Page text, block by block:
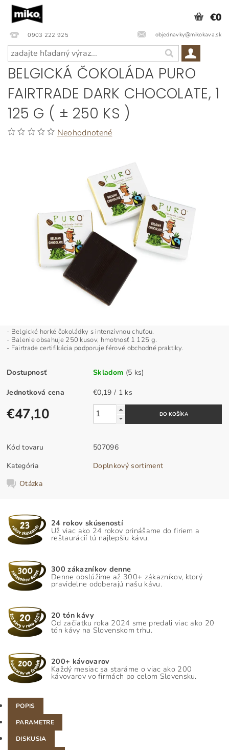
0903 222 925 objednavky@mikokava.sk
€0
BELGICKÁ ČOKOLÁDA PURO
FAIRTRADE DARK CHOCOLATE, 1
125 G ( ± 250 KS )
Neohodnotené
- Belgické horké čokoládky s intenzívnou chuťou.
- Balenie obsahuje 250 kusov, hmotnosť 1 125 g.
- Fairtrade certifikácia podporuje férové obchodné praktiky.
Dostupnosť Skladom (5 ks)
Jednotková cena €0,19 / 1 ks
€47,10
Kód tovaru
507096
Kategória
Doplnkový sortiment
Otázka
24 rokov skúseností
Už viac ako 24 rokov prinášame do firiem a
reštaurácií tú najlepšiu kávu.
300 zákazníkov denne
Denne obslúžime až 300+ zákazníkov, ktorý
pravidelne odoberajú našu kávu.
20 tón kávy
Od začiatku roka 2024 sme predali viac ako 20
tón kávy na Slovenskom trhu.
200+ kávovarov
Každý mesiac sa staráme o viac ako 200
kávovarov vo firmách po celom Slovensku.
POPIS
PARAMETRE
DISKUSIA